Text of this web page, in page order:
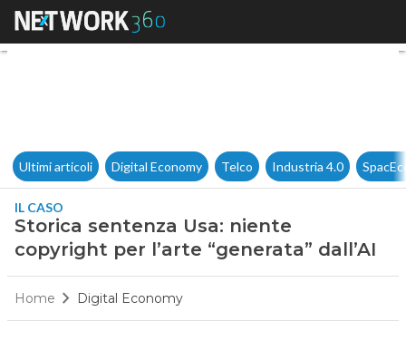
Storica sentenza Usa: niente
Ultimi articoli Digital Economy Telco Industria 4.0
IL CASO
Storica sentenza Usa: niente
copyright per l’arte “generata” dall’AI
Home Digital Economy